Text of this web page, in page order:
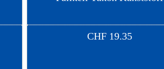
CHF 19.35